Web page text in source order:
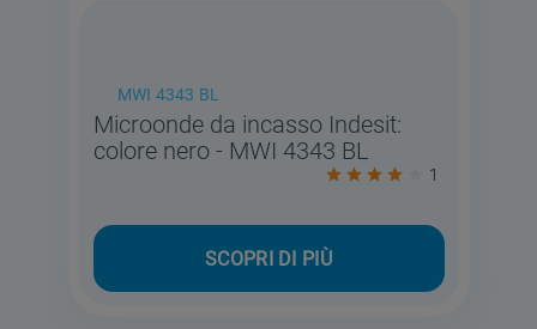
MWI 4343 BL
Microonde da incasso Indesit:
colore nero - MWI 4343 BL
1
SCOPRI DI PIÙ